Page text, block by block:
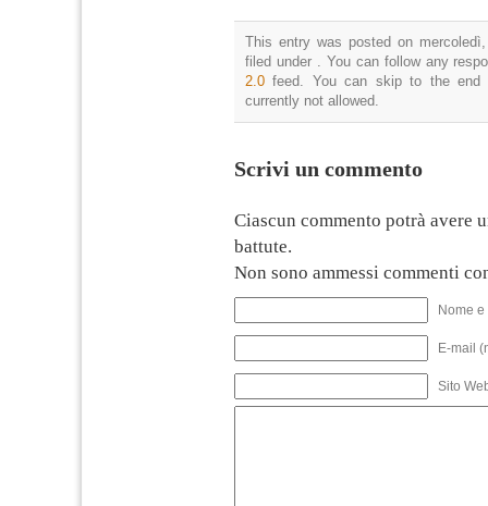
This entry was posted on
filed under . You can follow any
2.0 feed. You can skip to the end
currently not allowed.
Scrivi un commento
Ciascun commento potrà avere
battute.
Non sono ammessi commenti
Nome
E-mail
Sito